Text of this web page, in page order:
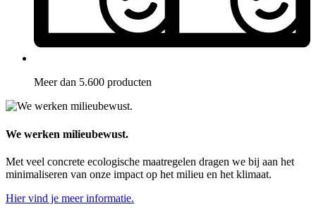
Meer dan 5.600 producten
We werken milieubewust.
Met veel concrete ecologische maatregelen dragen we bij aan het
minimaliseren van onze impact op het milieu en het klimaat.
Hier vind je meer informatie.